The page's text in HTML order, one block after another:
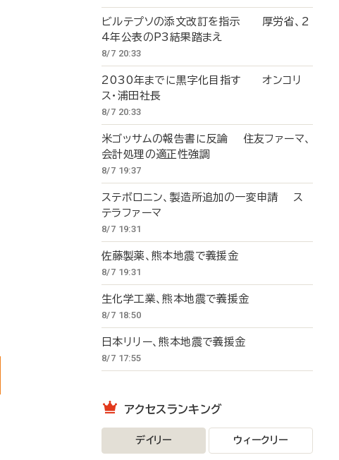
ビルテプソの添文改訂を指示 厚労省、2
4年公表のP3結果踏まえ
8/7 20:33
2030年までに黒字化目指す オンコリ
ス・浦田社長
8/7 20:33
米ゴッサムの報告書に反論 住友ファーマ、
会計処理の適正性強調
8/7 19:37
ステボロニン、製造所追加の一変申請 ス
テラファーマ
8/7 19:31
佐藤製薬、熊本地震で義援金
8/7 19:31
生化学工業、熊本地震で義援金
8/7 18:50
日本リリー、熊本地震で義援金
8/7 17:55
アクセスランキング
デイリー ウィークリー